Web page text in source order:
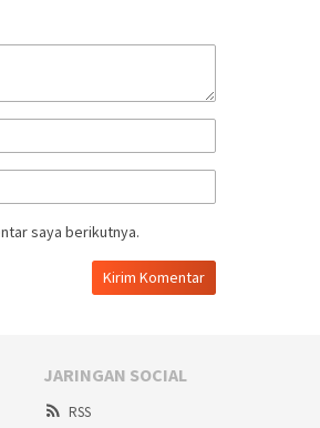
saya berikutnya.
JARINGAN SOCIAL
RSS